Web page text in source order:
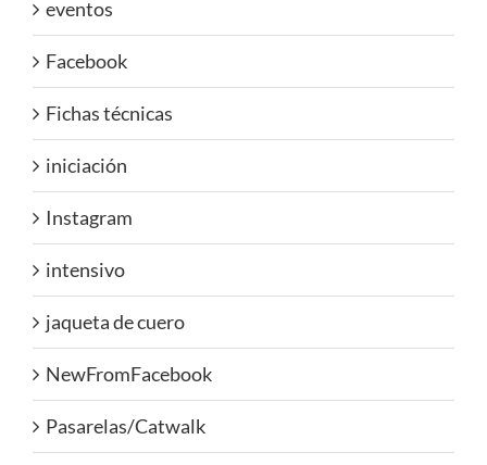
eventos
Facebook
Fichas técnicas
iniciación
Instagram
intensivo
jaqueta de cuero
NewFromFacebook
Pasarelas/Catwalk